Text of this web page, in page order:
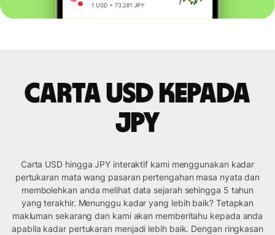
Carta USD kepada
JPY
Carta USD hingga JPY interaktif kami menggunakan kadar
pertukaran mata wang pasaran pertengahan masa nyata dan
membolehkan anda melihat data sejarah sehingga 5 tahun
yang terakhir. Menunggu kadar yang lebih baik? Tetapkan
makluman sekarang dan kami akan memberitahu kepada anda
apabila kadar pertukaran menjadi lebih baik. Dengan ringkasan